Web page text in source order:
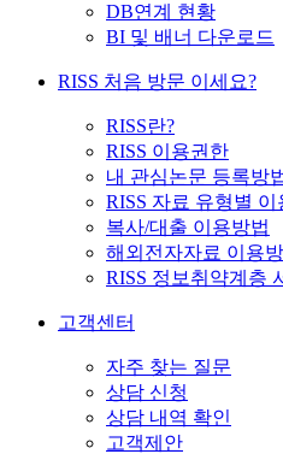
DB연계 현황
BI 및 배너 다운로드
RISS 처음 방문 이세요?
RISS란?
RISS 이용권한
내 관심논문 등록방
RISS 자료 유형별 이
복사/대출 이용방법
해외전자자료 이용
RISS 정보취약계층
고객센터
자주 찾는 질문
상담 신청
상담 내역 확인
고객제안